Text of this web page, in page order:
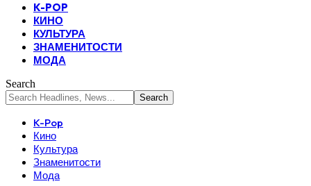
K-POP
КИНО
КУЛЬТУРА
ЗНАМЕНИТОСТИ
МОДА
Search
K-Pop
Кино
Культура
Знаменитости
Мода